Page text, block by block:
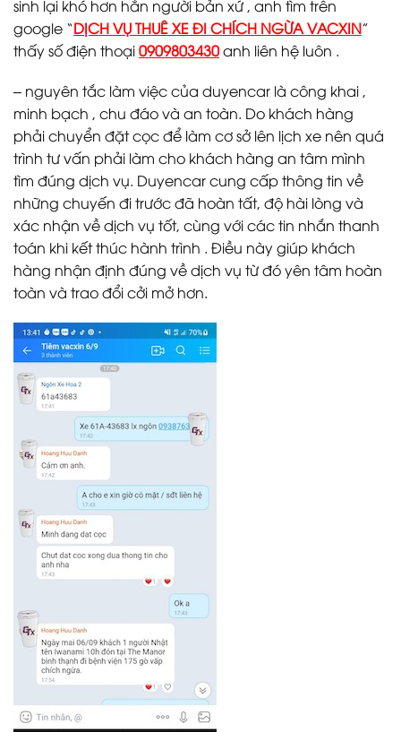
sinh lại khó hơn hẳn người bản xứ , anh tìm trên
google “DỊCH VỤ THUÊ XE ĐI CHÍCH NGỪA VACXIN”
thấy số điện thoại0909803430anh liên hệ luôn .
– nguyên tắc làm việc của duyencar là công khai ,
minh bạch , chu đáo và an toàn. Do khách hàng
phải chuyển đặt cọc để làm cơ sở lên lịch xe nên quá
trình tư vấn phải làm cho khách hàng an tâm mình
tìm đúng dịch vụ. Duyencar cung cấp thông tin về
những chuyến đi trước đã hoàn tất, độ hài lòng và
xác nhận về dịch vụ tốt, cùng với các tin nhắn thanh
toán khi kết thúc hành trình . Điều này giúp khách
hàng nhận định đúng về dịch vụ từ đó yên tâm hoàn
toàn và trao đổi cởi mở hơn.